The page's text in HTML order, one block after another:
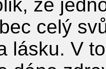
že
celý
lásku. V